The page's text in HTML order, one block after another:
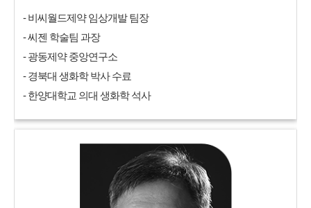
- 비씨월드제약 임상개발 팀장
- 씨젠 학술팀 과장
- 광동제약 중앙연구소
- 경북대 생화학 박사 수료
- 한양대학교 의대 생화학 석사